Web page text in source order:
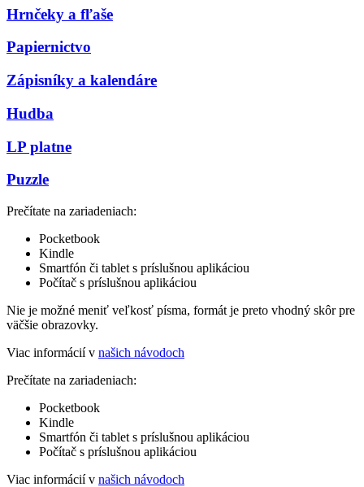
Hrnčeky a fľaše
Papiernictvo
Zápisníky a kalendáre
Hudba
LP platne
Puzzle
Prečítate na zariadeniach:
Pocketbook
Kindle
Smartfón či tablet s príslušnou aplikáciou
Počítač s príslušnou aplikáciou
Nie je možné meniť veľkosť písma, formát je preto vhodný skôr pre
väčšie obrazovky.
Viac informácií v našich návodoch
Prečítate na zariadeniach:
Pocketbook
Kindle
Smartfón či tablet s príslušnou aplikáciou
Počítač s príslušnou aplikáciou
Viac informácií v našich návodoch